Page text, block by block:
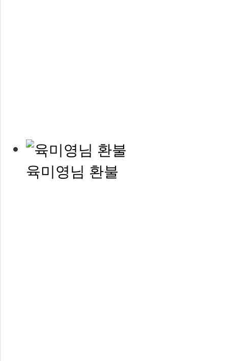
육미영님 환불